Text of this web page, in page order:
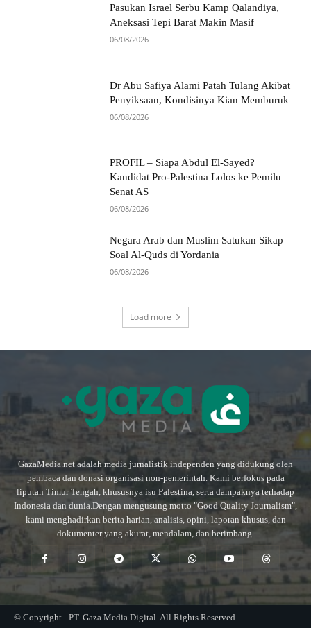
Pasukan Israel Serbu Kamp Qalandiya,
Aneksasi Tepi Barat Makin Masif
06/08/2026
Dr Abu Safiya Alami Patah Tulang Akibat
Penyiksaan, Kondisinya Kian Memburuk
06/08/2026
PROFIL – Siapa Abdul El-Sayed?
Kandidat Pro-Palestina Lolos ke Pemilu
Senat AS
06/08/2026
Negara Arab dan Muslim Satukan Sikap
Soal Al-Quds di Yordania
06/08/2026
Load more
GazaMedia.net adalah media jurnalistik independen yang didukung oleh
pembaca dan donasi organisasi non-pemerintah. Kami berfokus pada
liputan Timur Tengah, khususnya isu Palestina, serta dampaknya terhadap
Indonesia dan dunia.Dengan mengusung motto "Good Quality Journalism",
kami menghadirkan berita harian, analisis, opini, laporan khusus, dan
dokumenter yang akurat, mendalam, dan berimbang.
© Copyright - PT. Gaza Media Digital. All Rights Reserved.